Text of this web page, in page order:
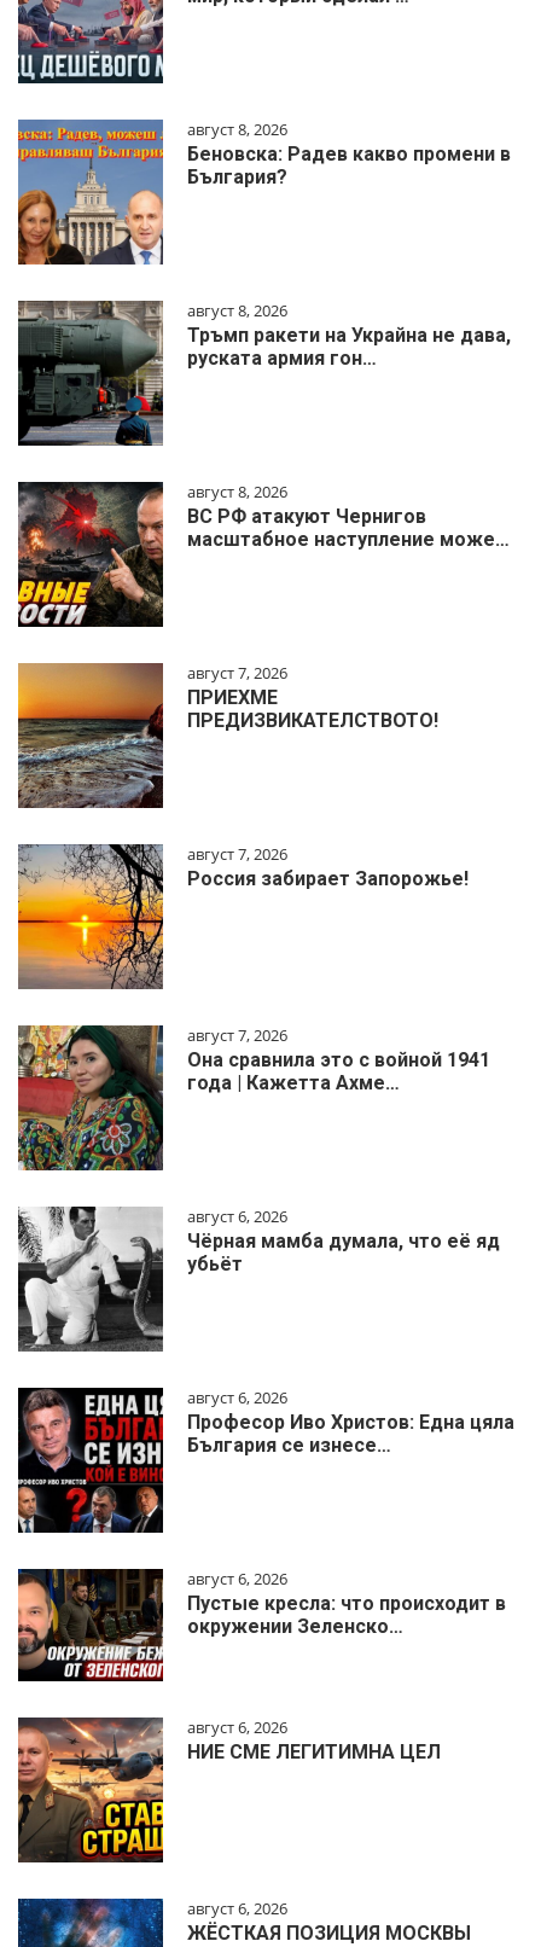
август 8, 2026
Беновска: Радев какво промени в
България?
август 8, 2026
Тръмп ракети на Украйна не дава,
руската армия гон…
август 8, 2026
ВС РФ атакуют Чернигов
масштабное наступление може…
август 7, 2026
ПРИЕХМЕ
ПРЕДИЗВИКАТЕЛСТВОТО!
август 7, 2026
Россия забирает Запорожье!
август 7, 2026
Она сравнила это с войной 1941
года | Кажетта Ахме…
август 6, 2026
Чёрная мамба думала, что её яд
убьёт
август 6, 2026
Професор Иво Христов: Една цяла
България се изнесе…
август 6, 2026
Пустые кресла: что происходит в
окружении Зеленско…
август 6, 2026
НИЕ СМЕ ЛЕГИТИМНА ЦЕЛ
август 6, 2026
ЖЁСТКАЯ ПОЗИЦИЯ МОСКВЫ